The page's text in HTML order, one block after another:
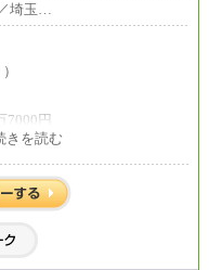
埼玉…
7000円
円
時給制】
円～、滋賀/1,220円
を読む